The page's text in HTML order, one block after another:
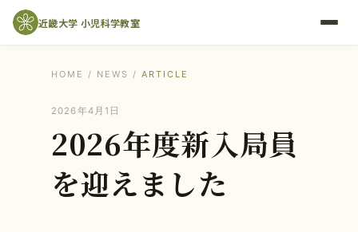
近畿大学 小児科学教室
HOME / NEWS / ARTICLE
2026年4月1日
2026年度新入局員
を迎えました